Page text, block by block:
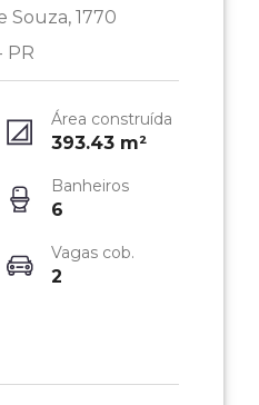
Souza, 1770
PR
Área construída
393.43 m²
Banheiros
6
Vagas cob.
2